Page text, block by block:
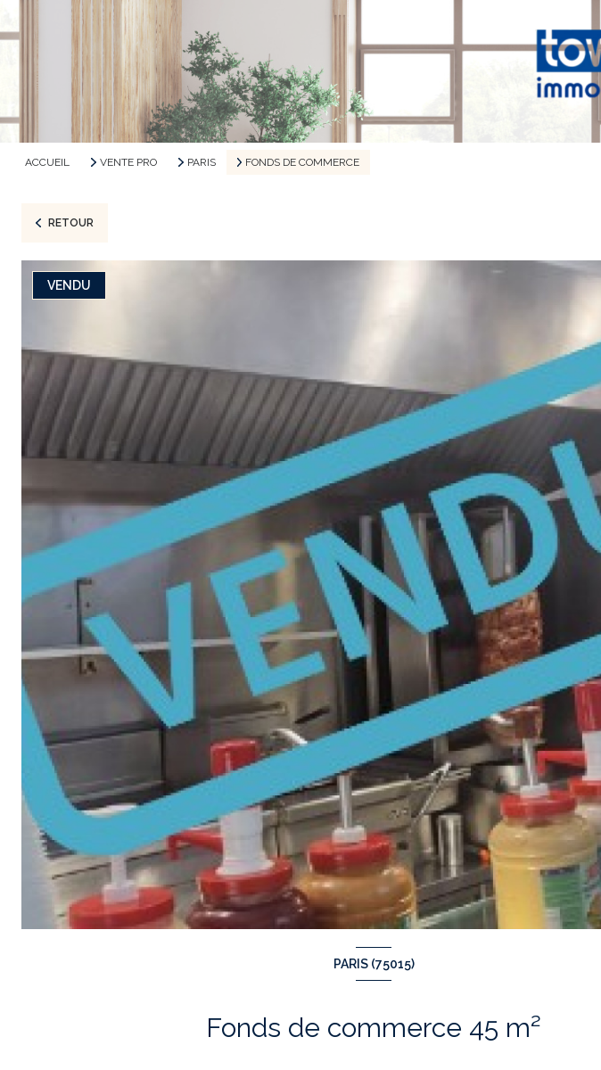
ACCUEIL VENTE PRO PARIS FONDS DE COMMERCE
RETOUR
VENDU
PARIS (75015)
Fonds de commerce 45 m²